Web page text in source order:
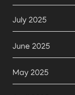
July 2025
June 2025
May 2025